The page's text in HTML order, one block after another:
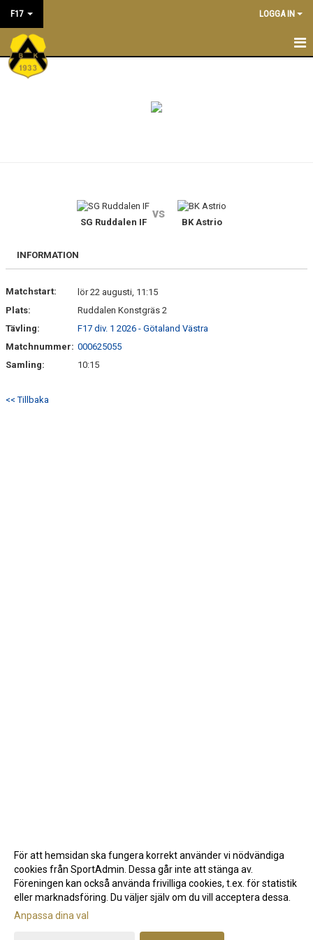
F17 LOGGA IN
F17
SG Ruddalen IF
vs
BK Astrio
INFORMATION
Matchstart:
lör 22 augusti, 11:15
Plats:
Ruddalen Konstgräs 2
Tävling:
F17 div. 1 2026 - Götaland Västra
Matchnummer: 000625055
Samling:
10:15
<< Tillbaka
Gå till Webbversion
För att hemsidan ska fungera korrekt använder vi nödvändiga
cookies från SportAdmin. Dessa går inte att stänga av.
Föreningen kan också använda frivilliga cookies, t.ex. för statistik
eller marknadsföring. Du väljer själv om du vill acceptera dessa.
Anpassa dina val